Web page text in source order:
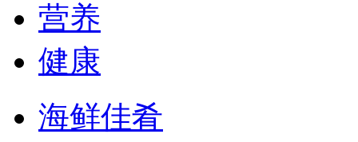
营养
健康
海鲜佳肴